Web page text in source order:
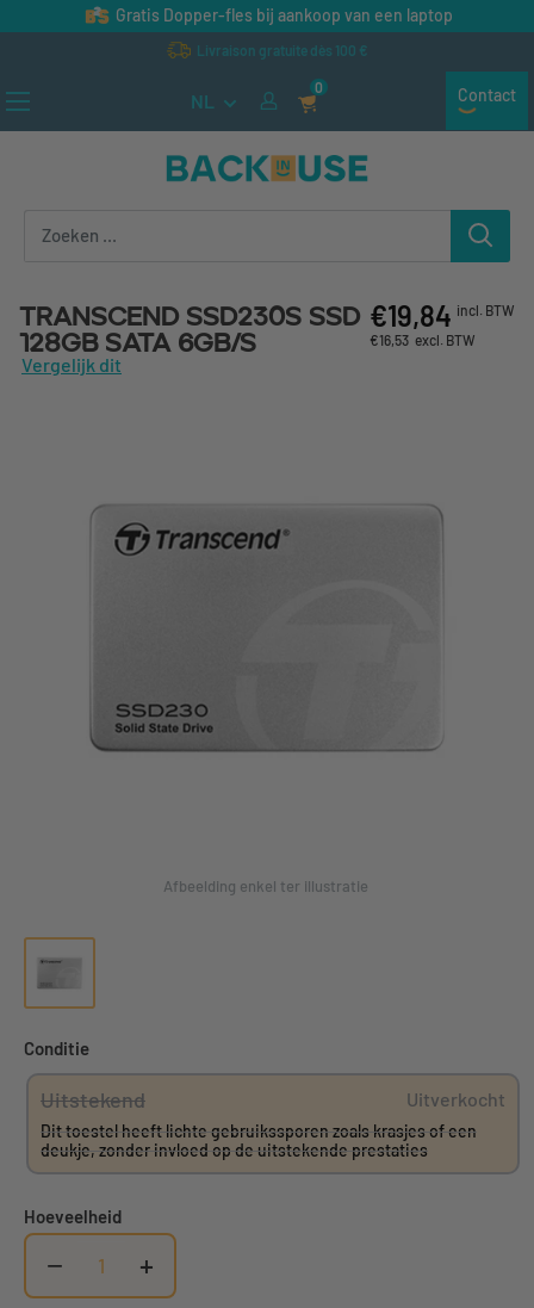
Naar inhoud gaanGratis Dopper-fles bij aankoop van een laptop
Livraison gratuite dès 100 €
Back in Use
NL
0 Contact
Transcend SSD230S SSD
128GB SATA 6Gb/s
€19,84 incl. BTW
€16,53 excl. BTW
Vergelijk dit
Afbeelding enkel ter illustratie
Conditie
Uitstekend Uitverkocht
Dit toestel heeft lichte gebruikssporen zoals krasjes of een
deukje, zonder invloed op de uitstekende prestaties
Hoeveelheid
− +